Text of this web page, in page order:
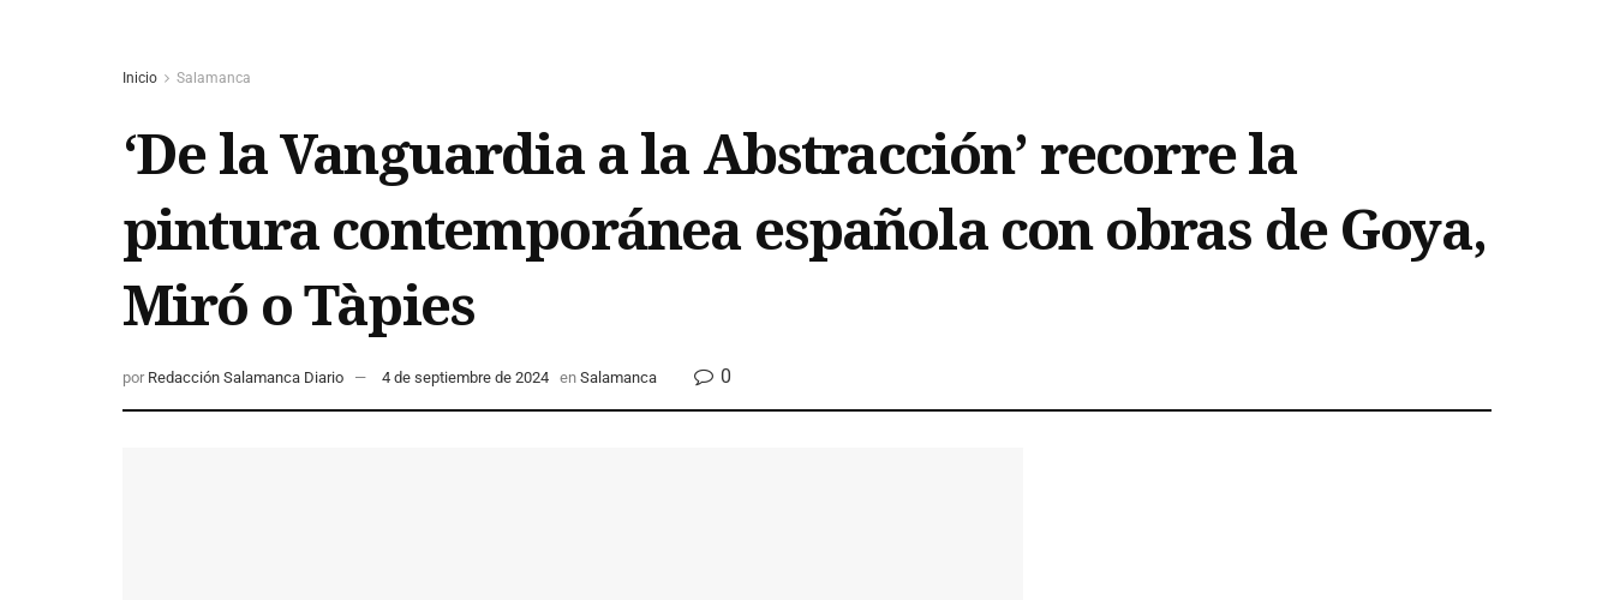
Inicio Salamanca
‘De la Vanguardia a la Abstracción’ recorre la
pintura contemporánea española con obras de Goya,
Miró o Tàpies
por Redacción Salamanca Diario 4 de septiembre de 2024 en Salamanca 0